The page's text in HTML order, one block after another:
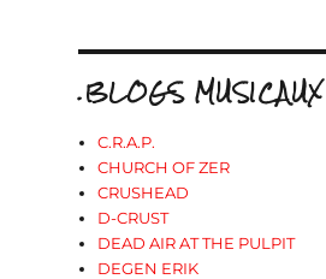
.BLOGS MUSICAUX
C.R.A.P.
CHURCH OF ZER
CRUSHEAD
D-CRUST
DEAD AIR AT THE PULPIT
DEGEN ERIK